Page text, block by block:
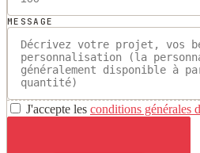
MESSAGE
J'accepte les conditions générales